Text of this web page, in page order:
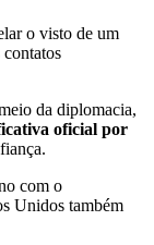
o visto de um
da diplomacia,
oficial por
com o
Unidos também